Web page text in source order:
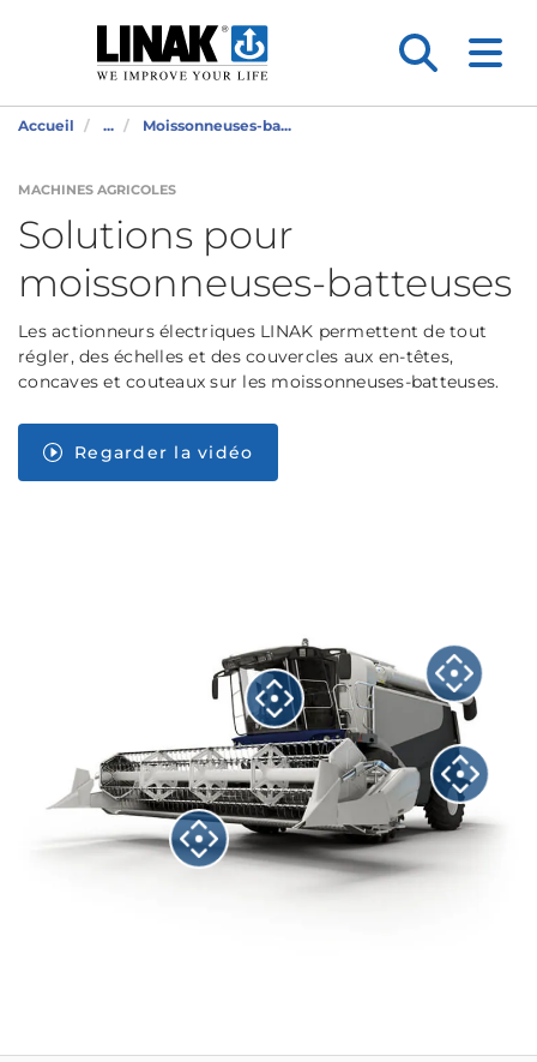
Accueil ... Moissonneuses-ba...
MACHINES AGRICOLES
Solutions pour
moissonneuses-batteuses
Les actionneurs électriques LINAK permettent de tout
régler, des échelles et des couvercles aux en-têtes,
concaves et couteaux sur les moissonneuses-batteuses.
Regarder la vidéo